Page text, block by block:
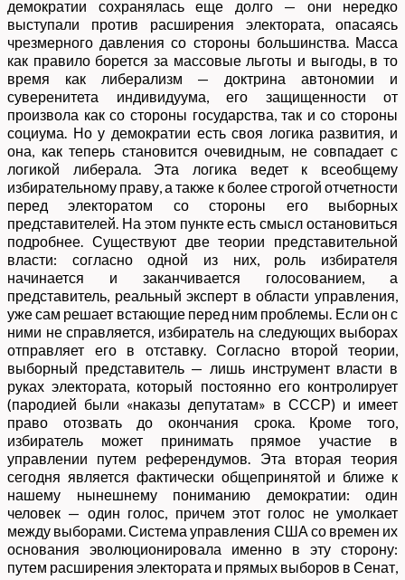
демократии сохранялась еще долго — они нередко
выступали против расширения электората, опасаясь
чрезмерного давления со стороны большинства. Масса
как правило борется за массовые льготы и выгоды, в то
время как либерализм — доктрина автономии и
суверенитета индивидуума, его защищенности от
произвола как со стороны государства, так и со стороны
социума. Но у демократии есть своя логика развития, и
она, как теперь становится очевидным, не совпадает с
логикой либерала. Эта логика ведет к всеобщему
избирательному праву, а также к более строгой отчетности
перед электоратом со стороны его выборных
представителей. На этом пункте есть смысл остановиться
подробнее. Существуют две теории представительной
власти: согласно одной из них, роль избирателя
начинается и заканчивается голосованием, а
представитель, реальный эксперт в области управления,
уже сам решает встающие перед ним проблемы. Если он с
ними не справляется, избиратель на следующих выборах
отправляет его в отставку. Согласно второй теории,
выборный представитель — лишь инструмент власти в
руках электората, который постоянно его контролирует
(пародией были «наказы депутатам» в СССР) и имеет
право отозвать до окончания срока. Кроме того,
избиратель может принимать прямое участие в
управлении путем референдумов. Эта вторая теория
сегодня является фактически общепринятой и ближе к
нашему нынешнему пониманию демократии: один
человек — один голос, причем этот голос не умолкает
между выборами. Система управления США со времен их
основания эволюционировала именно в эту сторону:
путем расширения электората и прямых выборов в Сенат,